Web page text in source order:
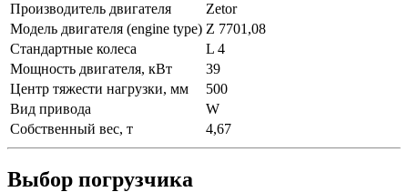
Производитель двигателя
Zetor
Модель двигателя (engine type) Z 7701,08
Стандартные колеса
L 4
Мощность двигателя, кВт
39
Центр тяжести нагрузки, мм
500
Вид привода
W
Собственный вес, т
4,67
Выбор погрузчика